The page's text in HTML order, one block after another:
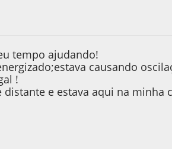
tempo ajudando!
causando
!
e estava aqui na minha